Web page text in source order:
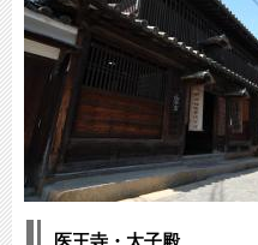
医王寺・太子殿